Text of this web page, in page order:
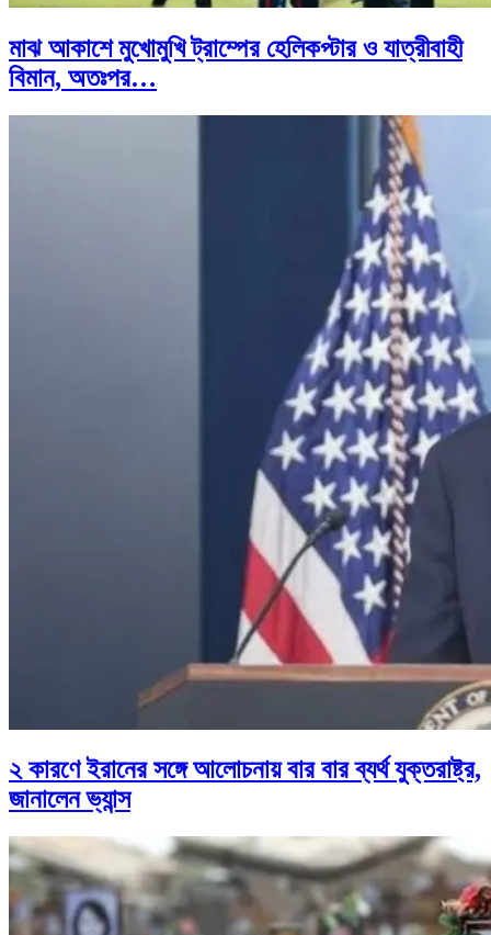
মাঝ আকাশে মুখোমুখি ট্রাম্পের হেলিকপ্টার ও যাত্রীবাহী
বিমান, অতঃপর…
২ কারণে ইরানের সঙ্গে আলোচনায় বার বার ব্যর্থ যুক্তরাষ্ট্র,
জানালেন ভ্যান্স